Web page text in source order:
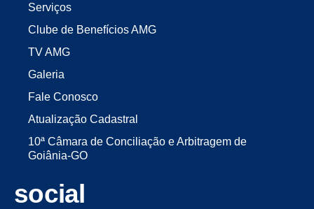
Serviços
Clube de Benefícios AMG
TV AMG
Galeria
Fale Conosco
Atualização Cadastral
10ª Câmara de Conciliação e Arbitragem de
Goiânia-GO
social